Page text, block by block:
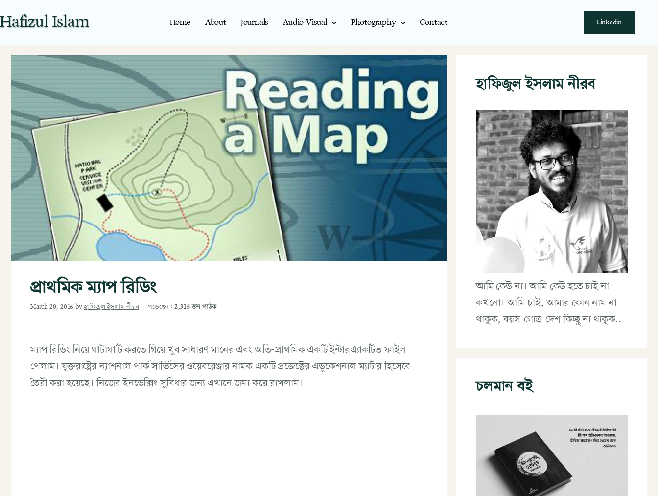
Hafizul Islam Home About Journals Audio Visual Photography Contact Linkedin
প্রাথমিক ম্যাপ রিডিং
March 20, 2016 byহাফিজুল ইসলাম নীরব পড়েছেন: 2,315 জন পাঠক
ম্যাপ রিডিং নিয়ে ঘাটাঘাটি করতে গিয়ে খুব সাধারণ মানের এবং অতি-প্রাথমিক একটি ইন্টারএ্যাকটিভ ফাইল
পেলাম। যুক্তরাষ্ট্রের ন্যাশনাল পার্ক সার্ভিসের ওয়েবরেঞ্জার নামক একটি প্রজেক্টের এডুকেশনাল ম্যাটার হিসেবে
তৈরী করা হয়েছে। নিজের ইনডেক্সিং সুবিধার জন্য এখানে জমা করে রাখলাম।
হাফিজুল ইসলাম নীরব
আমি কেউ না। আমি কেউ হতে চাই না
কখনো। আমি চাই, আমার কোন নাম না
থাকুক, বয়স-গোত্র-দেশ কিচ্ছু না থাকুক..
চলমান বই